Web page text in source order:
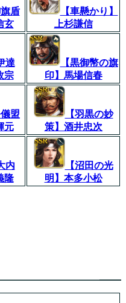
盾
玄
【車懸かり】
上杉謙信
達
宗
【黒御幣の旗
印】馬場信春
盟
元
【羽黒の妙
策】酒井忠次
内
隆
【沼田の光
明】本多小松